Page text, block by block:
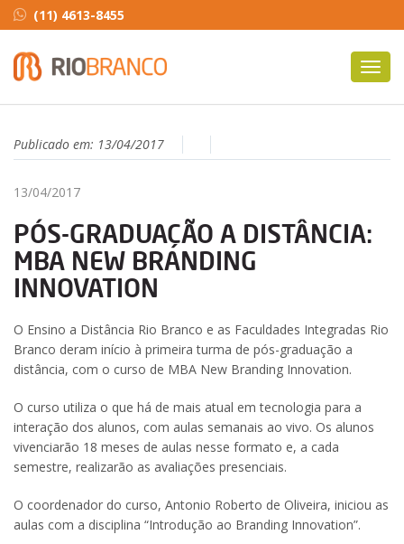
(11) 4613-8455
Publicado em: 13/04/2017
13/04/2017
PÓS-GRADUAÇÃO A DISTÂNCIA:
MBA NEW BRANDING
INNOVATION
O Ensino a Distância Rio Branco e as Faculdades Integradas Rio
Branco deram início à primeira turma de pós-graduação a
distância, com o curso de MBA New Branding Innovation.
O curso utiliza o que há de mais atual em tecnologia para a
interação dos alunos, com aulas semanais ao vivo. Os alunos
vivenciarão 18 meses de aulas nesse formato e, a cada
semestre, realizarão as avaliações presenciais.
O coordenador do curso, Antonio Roberto de Oliveira, iniciou as
aulas com a disciplina “Introdução ao Branding Innovation”.